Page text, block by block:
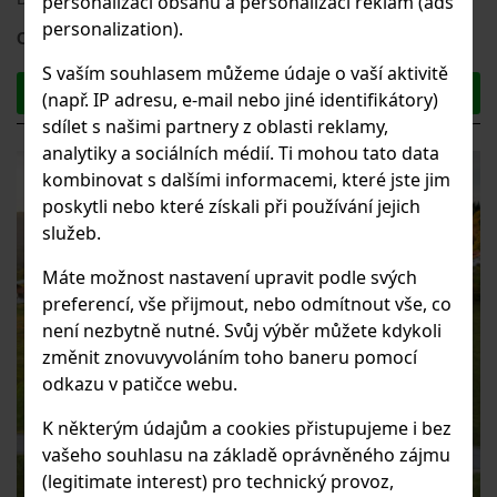
personalization).
S vaším souhlasem můžeme údaje o vaší aktivitě
(např. IP adresu, e-mail nebo jiné identifikátory)
sdílet s našimi partnery z oblasti reklamy,
analytiky a sociálních médií. Ti mohou tato data
kombinovat s dalšími informacemi, které jste jim
poskytli nebo které získali při používání jejich
služeb.
Máte možnost nastavení upravit podle svých
preferencí, vše přijmout, nebo odmítnout vše, co
není nezbytně nutné. Svůj výběr můžete kdykoli
změnit znovuvyvoláním toho baneru pomocí
odkazu v patičce webu.
K některým údajům a cookies přistupujeme i bez
vašeho souhlasu na základě oprávněného zájmu
(legitimate interest) pro technický provoz,
Cena od: 6599 Kč
DETAIL PRODUKTU